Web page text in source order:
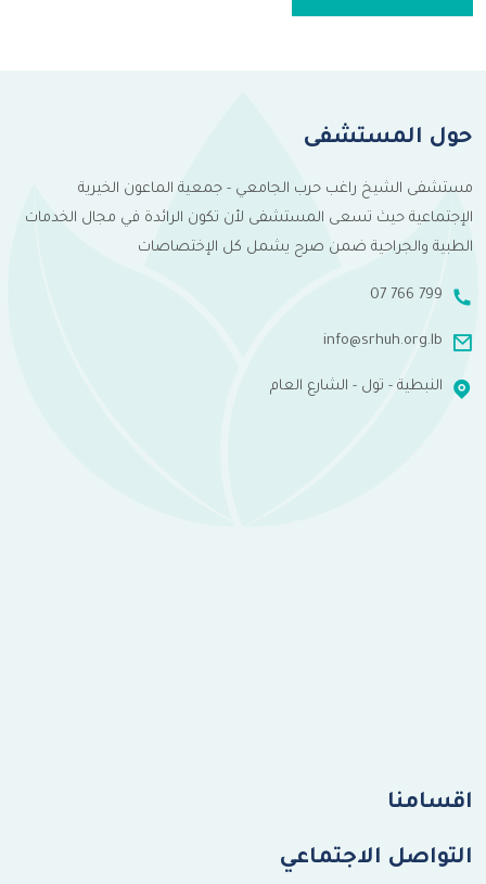
حول المستشفى
مستشفى الشيخ راغب حرب الجامعي - جمعية الماعون الخيرية
الإجتماعية حيث تسعى المستشفى لأن تكون الرائدة في مجال الخدمات
الطبية والجراحية ضمن صرح يشمل كل الإختصاصات
07 766 799
info@srhuh.org.lb
النبطية - تول - الشارع العام
اقسامنا
التواصل الاجتماعي